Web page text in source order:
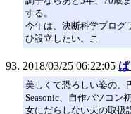
する。
今年は、決断科学プログ
ひ設立したい。こ
2018/03/25 06:22:05
美しくて恐ろしい姿の、
Seasonic、自作パソコン
女にだらしない夫の取扱